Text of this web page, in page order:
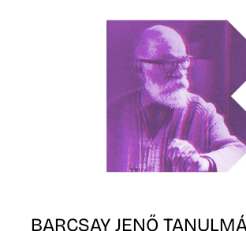
BARCSAY JENŐ